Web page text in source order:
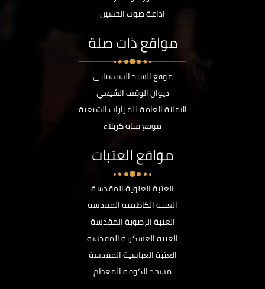
اذاعة صوت الحسين
مواقع ذات صلة
موقع السيد السيستاني
ديوان الوقف الشيعي
الامانة العامة للمزارات الشيعية
موقع قناة كربلاء
مواقع العتبات
العتبة العلوية المقدسة
العتبة الكاظمية المقدسة
العتبة الرضوية المقدسة
العتبة العسكرية المقدسة
العتبة العباسية المقدسة
مسجد الكوفة المعظم